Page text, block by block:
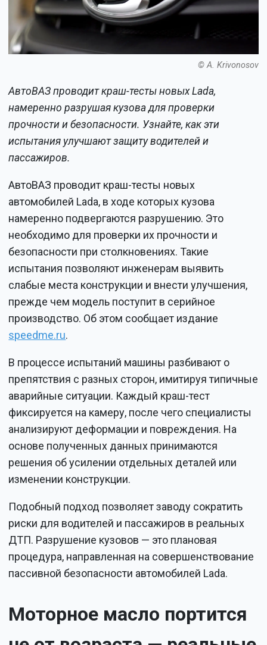
© A. Krivonosov
АвтоВАЗ проводит краш-тесты новых Lada,
намеренно разрушая кузова для проверки
прочности и безопасности. Узнайте, как эти
испытания улучшают защиту водителей и
пассажиров.
АвтоВАЗ проводит краш-тесты новых
автомобилей Lada, в ходе которых кузова
намеренно подвергаются разрушению. Это
необходимо для проверки их прочности и
безопасности при столкновениях. Такие
испытания позволяют инженерам выявить
слабые места конструкции и внести улучшения,
прежде чем модель поступит в серийное
производство. Об этом сообщает издание
speedme.ru.
В процессе испытаний машины разбивают о
препятствия с разных сторон, имитируя типичные
аварийные ситуации. Каждый краш-тест
фиксируется на камеру, после чего специалисты
анализируют деформации и повреждения. На
основе полученных данных принимаются
решения об усилении отдельных деталей или
изменении конструкции.
Подобный подход позволяет заводу сократить
риски для водителей и пассажиров в реальных
ДТП. Разрушение кузовов — это плановая
процедура, направленная на совершенствование
пассивной безопасности автомобилей Lada.
Моторное масло портится